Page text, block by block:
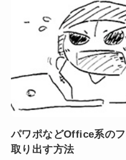
パワポなどOffice系の
取り出す方法